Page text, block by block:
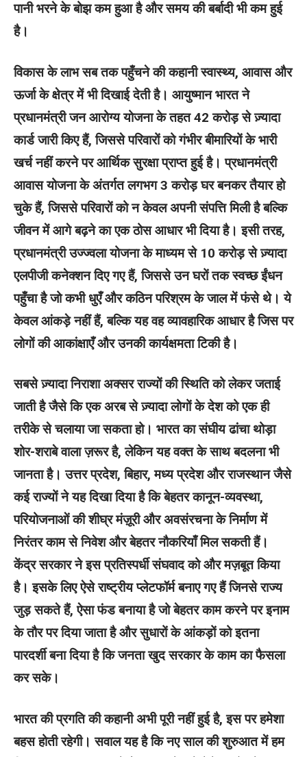
पानी भरने के बोझ कम हुआ है और समय की बर्बादी भी कम हुई
है।
विकास के लाभ सब तक पहुँचने की कहानी स्वास्थ्य, आवास और
ऊर्जा के क्षेत्र में भी दिखाई देती है। आयुष्मान भारत ने
प्रधानमंत्री जन आरोग्य योजना के तहत 42 करोड़ से ज़्यादा
कार्ड जारी किए हैं, जिससे परिवारों को गंभीर बीमारियों के भारी
खर्च नहीं करने पर आर्थिक सुरक्षा प्राप्त हुई है। प्रधानमंत्री
आवास योजना के अंतर्गत लगभग 3 करोड़ घर बनकर तैयार हो
चुके हैं, जिससे परिवारों को न केवल अपनी संपत्ति मिली है बल्कि
जीवन में आगे बढ़ने का एक ठोस आधार भी दिया है। इसी तरह,
प्रधानमंत्री उज्ज्वला योजना के माध्यम से 10 करोड़ से ज़्यादा
एलपीजी कनेक्शन दिए गए हैं, जिससे उन घरों तक स्वच्छ ईंधन
पहुँचा है जो कभी धुएँ और कठिन परिश्रम के जाल में फंसे थे। ये
केवल आंकड़े नहीं हैं, बल्कि यह वह व्यावहारिक आधार है जिस पर
लोगों की आकांक्षाएँ और उनकी कार्यक्षमता टिकी है।
सबसे ज़्यादा निराशा अक्सर राज्यों की स्थिति को लेकर जताई
जाती है जैसे कि एक अरब से ज़्यादा लोगों के देश को एक ही
तरीके से चलाया जा सकता हो। भारत का संघीय ढांचा थोड़ा
शोर-शराबे वाला ज़रूर है, लेकिन यह वक्त के साथ बदलना भी
जानता है। उत्तर प्रदेश, बिहार, मध्य प्रदेश और राजस्थान जैसे
कई राज्यों ने यह दिखा दिया है कि बेहतर कानून-व्यवस्था,
परियोजनाओं की शीघ्र मंज़ूरी और अवसंरचना के निर्माण में
निरंतर काम से निवेश और बेहतर नौकरियाँ मिल सकती हैं।
केंद्र सरकार ने इस प्रतिस्पर्धी संघवाद को और मज़बूत किया
है। इसके लिए ऐसे राष्ट्रीय प्लेटफॉर्म बनाए गए हैं जिनसे राज्य
जुड़ सकते हैं, ऐसा फंड बनाया है जो बेहतर काम करने पर इनाम
के तौर पर दिया जाता है और सुधारों के आंकड़ों को इतना
पारदर्शी बना दिया है कि जनता खुद सरकार के काम का फैसला
कर सके।
भारत की प्रगति की कहानी अभी पूरी नहीं हुई है, इस पर हमेशा
बहस होती रहेगी। सवाल यह है कि नए साल की शुरुआत में हम